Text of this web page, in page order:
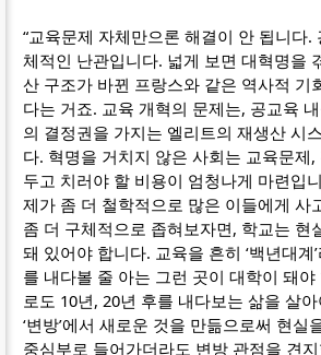
“교육문제 자체만으론 해결이 안 됩니다.
체적인 난관입니다. 넓게 보면 대혁명을
산 구조가 바뀐 프랑스와 같은 역사적 기
다는 거죠. 교육 개혁의 문제는, 공교육
의 결정권을 가지는 엘리트의 재생산 시
다. 혁명을 거치지 않은 사회는 교육문제
두고 치러야 할 비용이 엄청나게 마련입
제가 좀 더 철학적으로 많은 이들에게 사
좀 더 구체적으로 좁혀보자면, 학교는 현
돼 있어야 합니다. 교육을 흔히 ‘백년대계
를 내다볼 줄 아는 그런 곳이 대학이 돼
로도 10년, 20년 후를 내다보는 삶을 살
‘변방’에서 새로운 것을 만듦으로써 현실
중심부로 들어가더라도 변방 관점을 견